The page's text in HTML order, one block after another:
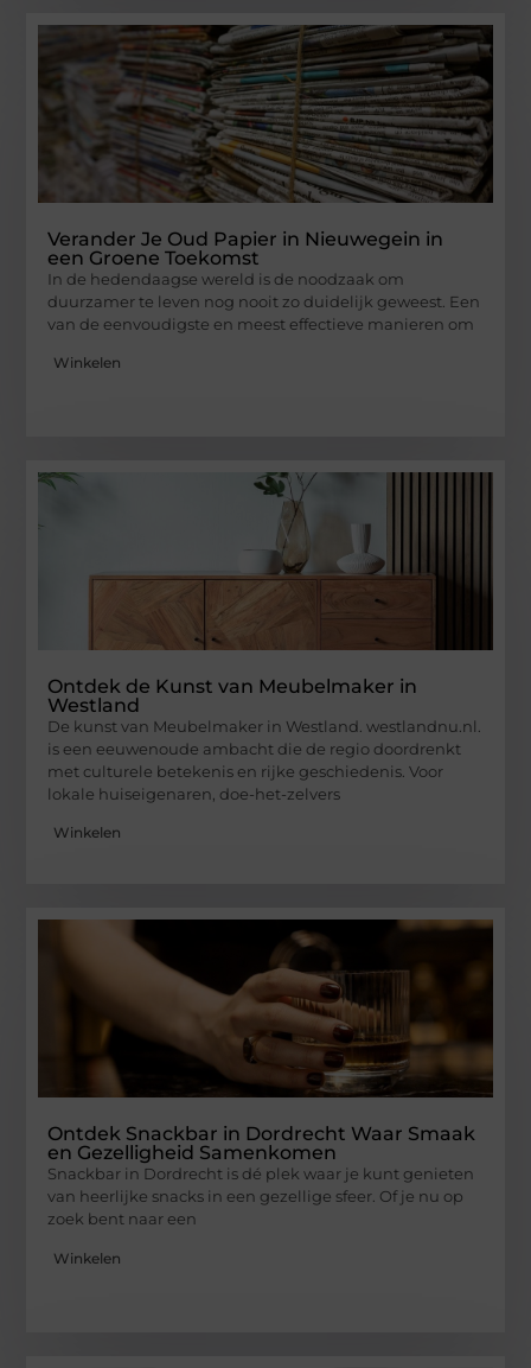
Verander Je Oud Papier in Nieuwegein in
een Groene Toekomst
In de hedendaagse wereld is de noodzaak om
duurzamer te leven nog nooit zo duidelijk geweest. Een
van de eenvoudigste en meest effectieve manieren om
Winkelen
Ontdek de Kunst van Meubelmaker in
Westland
De kunst van Meubelmaker in Westland. westlandnu.nl.
is een eeuwenoude ambacht die de regio doordrenkt
met culturele betekenis en rijke geschiedenis. Voor
lokale huiseigenaren, doe-het-zelvers
Winkelen
Ontdek Snackbar in Dordrecht Waar Smaak
en Gezelligheid Samenkomen
Snackbar in Dordrecht is dé plek waar je kunt genieten
van heerlijke snacks in een gezellige sfeer. Of je nu op
zoek bent naar een
Winkelen